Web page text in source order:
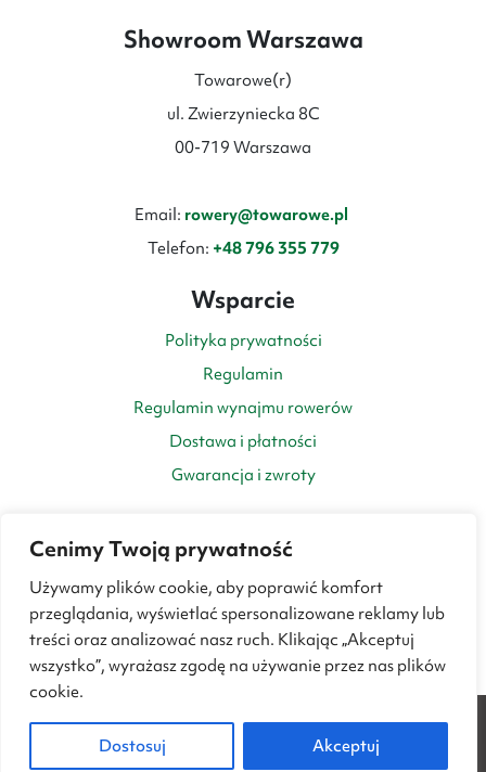
Cenimy Twoją prywatność
Używamy plików cookie, aby poprawić komfort
przeglądania, wyświetlać spersonalizowane reklamy lub
treści oraz analizować nasz ruch. Klikając „Akceptuj
wszystko”, wyrażasz zgodę na używanie przez nas plików
cookie.
Dostosuj Akceptuj
Showroom Warszawa
Towarowe(r)
ul. Zwierzyniecka 8C
00-719 Warszawa
Email: rowery@towarowe.pl
Telefon: +48 796 355 779
Wsparcie
Polityka prywatności
Regulamin
Regulamin wynajmu rowerów
Dostawa i płatności
Gwarancja i zwroty
© Copyright 2015-2026 Towarowe.pl - All Rights Reserved